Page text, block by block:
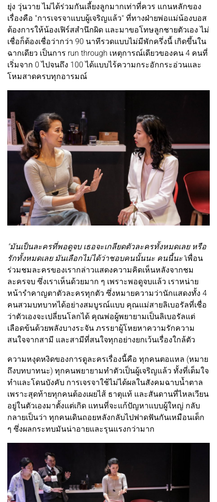
ยุ่ง วุ่นวาย ไม่ได้ร่วมกันเลี้ยงลูกมากเท่าที่ควร แกนหลักของ
เรื่องคือ "การเจรจาแบบผู้เจริญแล้ว" ที่ทางฝ่ายพ่อแม่น้องบอส
ต้องการให้น้องเฟิร์สสำนึกผิด และมาขอโทษลูกชายตัวเอง ไม่
เชื่อก็ต้องเชื่อว่ากว่า 90 นาทีรวดแบบไม่มีพักครึ่งนี้ เกิดขึ้นใน
ฉากเดียว เป็นการ run through เหตุการณ์เดียวของคน 4 คนที่
เริ่มจาก 0 ไปจนถึง 100 ได้แบบไร้ความกระอักกระอ่วนและ
โหมสาดครบทุกอารมณ์
"มันเป็นละครที่พอดูจบ เธอจะเกลียดตัวละครทั้งหมดเลย หรือ
รักทั้งหมดเลย มันเลือกไม่ได้ว่าชอบคนนั้นนะ คนนี้นะ"เพื่อน
ร่วมชมละครของเรากล่าวแสดงความคิดเห็นหลังจากชม
ละครจบ ซึ่งเราเห็นด้วยมาก ๆ เพราะพอดูจบแล้ว เราหน่าย
หน้ารำคาญตาตัวละครทุกตัว ซึ่งหมายความว่านักแสดงทั้ง 4
คนสวมบทบาทได้อย่างสมบูรณ์แบบ คุณแม่สายลิเบอรัลที่เชื่อ
ว่าตัวเองจะเปลี่ยนโลกได้ คุณพ่อผู้พยายามเป็นลิเบอรัลแต่
เลือดข้นด้วยพลังบางระจัน ภรรยาผู้โหยหาความรักความ
สนใจจากสามี และสามีที่สนใจทุกอย่างยกเว้นเรื่องใกล้ตัว
ความหงุดหงิดของการดูละครเรื่องนี้คือ ทุกคนตอแหล (หมาย
ถึงบทบาทนะ) ทุกคนพยายามทำตัวเป็นผู้เจริญแล้ว ทั้งที่เต็มใจ
ทำและโดนบังคับ การเจรจาใช้ไม่ได้ผลในสังคมฉาบน้ำตาล
เพราะสุดท้ายทุกคนต้องเผยไส้ ธาตุแท้ และสันดานที่ไหลเวียน
อยู่ในตัวเองมาตั้งแต่เกิด แทนที่จะแก้ปัญหาแบบผู้ใหญ่ กลับ
กลายเป็นว่า ทุกคนเดินถอยหลังกลับไปฟาดฟันกันเหมือนเด็ก
ๆ ซึ่งผลกระทบมันน่าอายและรุนแรงกว่ามาก